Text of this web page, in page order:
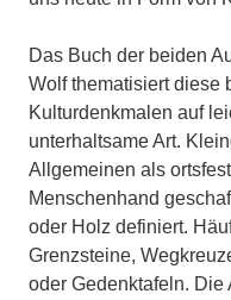
Das Buch der beiden
Wolf thematisiert diese
Kulturdenkmalen auf
unterhaltsame Art.
Allgemeinen als
Menschenhand
oder Holz definiert.
Grenzsteine,
oder Gedenktafeln. Die